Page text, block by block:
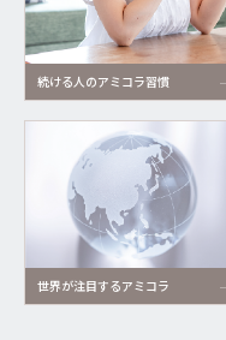
続ける人のアミコラ習慣
世界が注目するアミコラ